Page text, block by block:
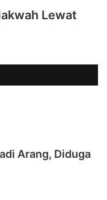
Lewat
Arang, Diduga